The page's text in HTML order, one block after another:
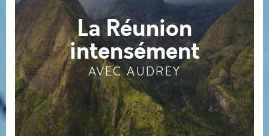
La Réunion
intensément
AVEC AUDREY